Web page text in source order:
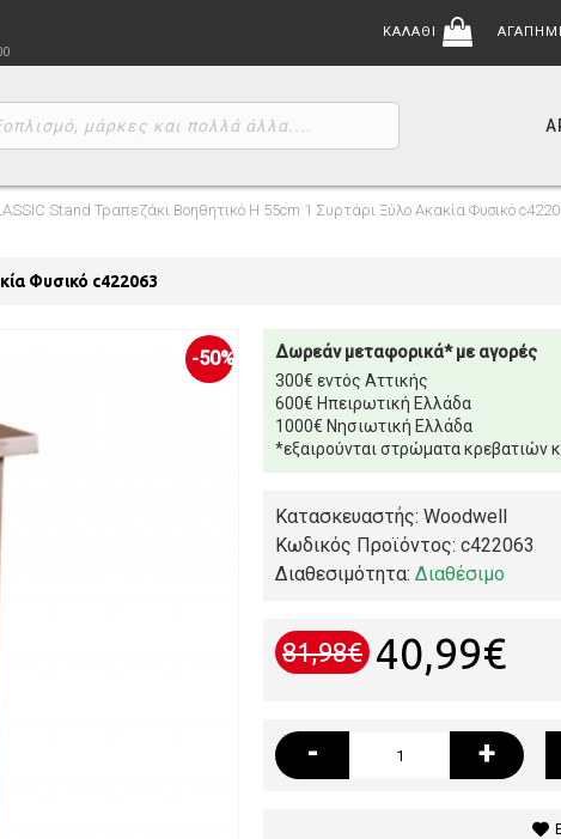
ΚΑΛΑΘΙ
Stand Τραπεζάκι Βοηθητικό H 55cm 1 Συρτάρι Ξύλο Ακακία Φυσικό
Φυσικό c422063
-50%
Δωρεάν μεταφορικά* με αγορές
300€ εντός Αττικής
600€ Ηπειρωτική Ελλάδα
1000€ Νησιωτική Ελλάδα
*εξαιρούνται στρώματα κρεβατιών
Κατασκευαστής: Woodwell
Κωδικός Προϊόντος: c422063
Διαθεσιμότητα: Διαθέσιμο
81,98€ 40,99€
- +